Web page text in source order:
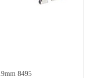
8495